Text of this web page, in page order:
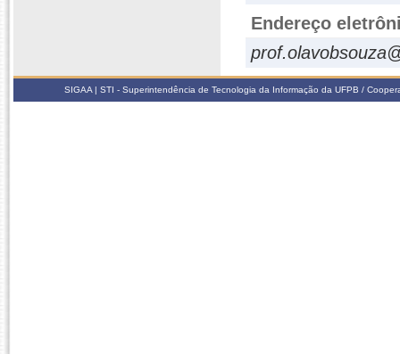
Endereço
SIGAA | STI - Superintendência de Tecnologia da Informação da UFPB /